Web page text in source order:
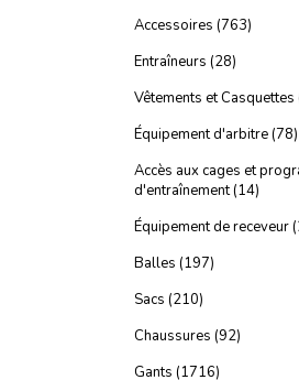
Accessoires (763)
Entraîneurs (28)
Vêtements et Casquettes
Équipement d'arbitre (78)
Accès aux cages et
d'entraînement (14)
Équipement de receveur
Balles (197)
Sacs (210)
Chaussures (92)
Gants (1716)